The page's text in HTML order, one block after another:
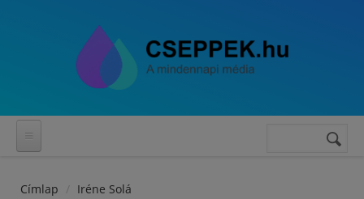
Keresés
Címlap Iréne Solá